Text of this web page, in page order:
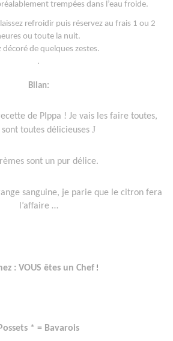
trempées dans l’eau froide.
refroidir puis réservez au frais 1 ou 2
ou toute la nuit.
décoré de quelques zestes.
.
Bilan:
de PIppa ! Je vais les faire toutes,
toutes délicieuses J
sont un pur délice.
sanguine, je parie que le citron fera
l’affaire …
: VOUS êtes un Chef !
* = Bavarois